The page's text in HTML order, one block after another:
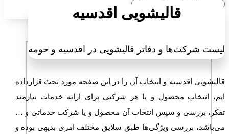
قالیشویی اقدسیه
لیست شرکت‌ها و دفاتر قالیشویی در اقدسیه و حومه
قالیشویی اقدسیه و انتخاب آن را در این صفحه مورد بحث قرارداده
ایم، انتخاب محصول و یا هر شرکتی برای ارائه خدمات نیازمند
تفکر، بررسی و سپس انتخاب آن محصول و یا شرکت خدماتی و …
می‌باشد، بررسی ویژگی‌ها طبق سلایق مختلف امری بدیهی بوده و